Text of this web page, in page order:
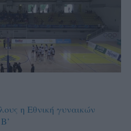
η Εθνική γυναικών